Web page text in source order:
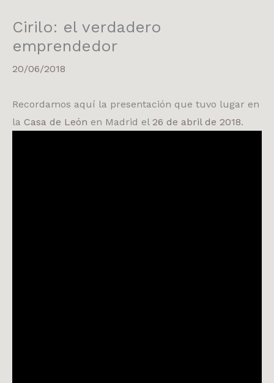
Cirilo: el verdadero
emprendedor
20/06/2018
Recordamos aquí la presentación que tuvo lugar en
la Casa de León en Madrid el 26 de abril de 2018.